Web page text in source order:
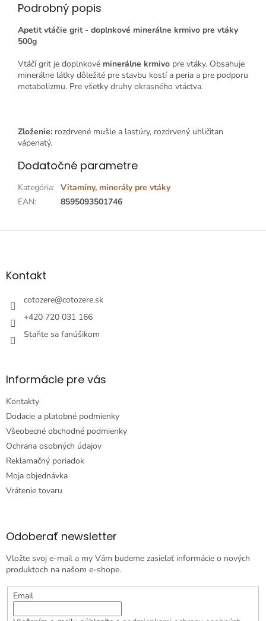
Podrobný popis
Apetit vtáčie grit - doplnkové minerálne krmivo pre vtáky
500g
Vtáčí grit je doplnkové minerálne krmivo pre vtáky. Obsahuje
minerálne látky dôležité pre stavbu kostí a peria a pre podporu
metabolizmu. Pre všetky druhy okrasného vtáctva.
Zloženie: rozdrvené mušle a lastúry, rozdrvený uhličitan
vápenatý.
Dodatočné parametre
Kategória: Vitamíny, minerály pre vtáky
EAN: 8595093501746
Z
äKontakt
cotozere@cotozere.sk
+420 720 031 166
Staňte sa fanúšikom
Informácie pre vás
Kontakty
Dodacie a platobné podmienky
Všeobecné obchodné podmienky
Ochrana osobných údajov
Reklamačný poriadok
Moja objednávka
Vrátenie tovaru
Odoberať newsletter
Vložte svoj e-mail a my Vám budeme zasielať informácie o nových
produktoch na našom e-shope.
Email